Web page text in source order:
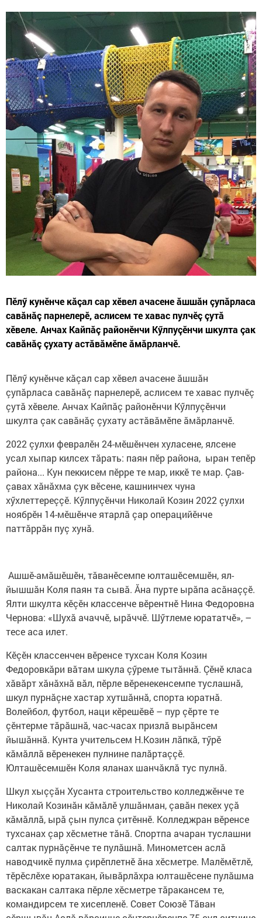
Пӗлӳ кунӗнче кăçал сар хӗвел ачасене ăшшăн çупăрласа
савăнăç парнелерӗ, аслисем те хавас пулчӗç çутă
хӗвеле. Анчах Кайпăç районӗнчи Кӳлпуçӗнчи шкулта çак
савăнăç çухату астăвăмӗпе ăмăрланчӗ.
Пӗлӳ кунӗнче кăçал сар хӗвел ачасене ăшшăн
çупăрласа савăнăç парнелерӗ, аслисем те хавас пулчӗç
çутă хӗвеле. Анчах Кайпăç районӗнчи Кӳлпуçӗнчи
шкулта çак савăнăç çухату астăвăмӗпе ăмăрланчӗ.
2022 çулхи февралӗн 24-мӗшӗнчен хуласене, ялсене
усал хыпар килсех тăрать: паян пӗр района, ыран тепӗр
района... Кун пеккисем пӗрре те мар, иккӗ те мар. Çав-
çавах хăнăхма çук вӗсене, кашнинчех чуна
хӳхлеттереççӗ. Кӳлпуçӗнчи Николай Козин 2022 çулхи
ноябрӗн 14-мӗшӗнче ятарлă çар операцийӗнче
паттăррăн пуç хунă.
Ашшӗ-амăшӗшӗн, тăванӗсемпе юлташӗсемшӗн, ял-
йышшăн Коля паян та сывă. Ăна пурте ырăпа асăнаççӗ.
Ялти шкулта кӗçӗн классенче вӗрентнӗ Нина Федоровна
Чернова: «Шухă ачаччӗ, ырăччӗ. Шӳтлеме юрататчӗ», –
тесе аса илет.
Кӗçӗн классенчен вӗренсе тухсан Коля Козин
Федоровкăри вăтам шкула çӳреме тытăннă. Çӗнӗ класа
хăвăрт хăнăхнă вăл, пӗрле вӗренекенсемпе туслашнă,
шкул пурнăçне хастар хутшăннă, спорта юратнă.
Волейбол, футбол, наци кӗрешӗвӗ – пур çӗрте те
çӗнтерме тăрăшнă, час-часах призлă вырăнсем
йышăннă. Кунта учительсем Н.Козин лăпкă, тӳрӗ
кăмăллă вӗренекен пулнине палăртаççӗ.
Юлташӗсемшӗн Коля яланах шанчăклă тус пулнă.
Шкул хыççăн Хусанта строительство колледжӗнче те
Николай Козинăн кăмăлӗ улшăнман, çавăн пекех уçă
кăмăллă, ырă çын пулса çитӗннӗ. Колледжран вӗренсе
тухсанах çар хӗсметне тăнă. Спортпа ачаран туслашни
салтак пурнăçӗнче те пулăшнă. Минометсен аслă
наводчикӗ пулма çирӗплетнӗ ăна хӗсметре. Малӗмӗтлӗ,
тӗрӗслӗхе юратакан, йывăрлăхра юлташӗсене пулăшма
васкакан салтака пӗрле хӗсметре тăракансем те,
командирсем те хисепленӗ. Совет Союзӗ Тăван